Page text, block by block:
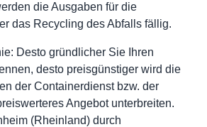
die Ausgaben für die
das Recycling des Abfalls fällig.
Desto gründlicher Sie Ihren
desto preisgünstiger wird die
der Containerdienst bzw. der
Angebot unterbreiten.
(Rheinland) durch